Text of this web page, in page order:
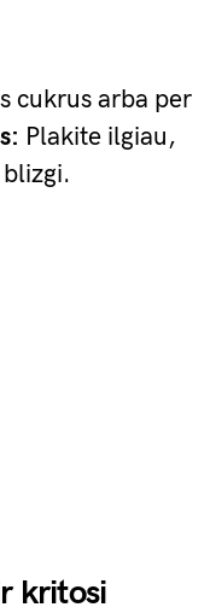
cukrus arba per
Plakite ilgiau,
kritosi